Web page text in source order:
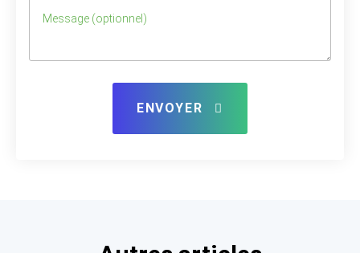
ENVOYER